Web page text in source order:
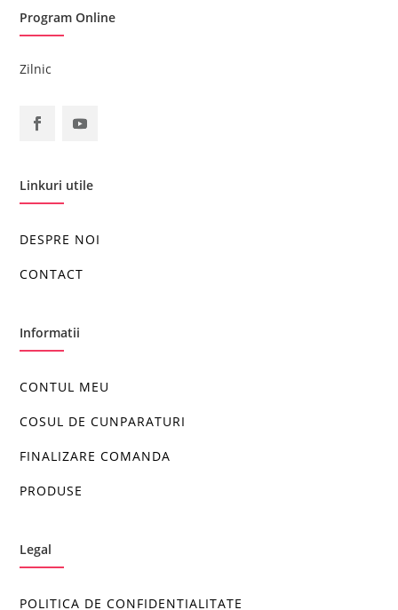
Program Online
Zilnic
Linkuri utile
DESPRE NOI
CONTACT
Informatii
CONTUL MEU
COSUL DE CUNPARATURI
FINALIZARE COMANDA
PRODUSE
Legal
POLITICA DE CONFIDENTIALITATE